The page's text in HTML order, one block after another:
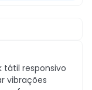
tátil responsivo
vibrações